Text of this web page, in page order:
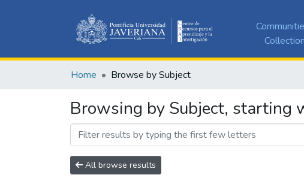
Home Browse by Subject
Browsing by Subject, starting
All browse results